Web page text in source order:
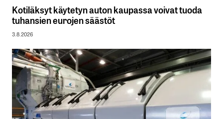
Kotiläksyt käytetyn auton kaupassa voivat tuoda
tuhansien eurojen säästöt
3.8.2026